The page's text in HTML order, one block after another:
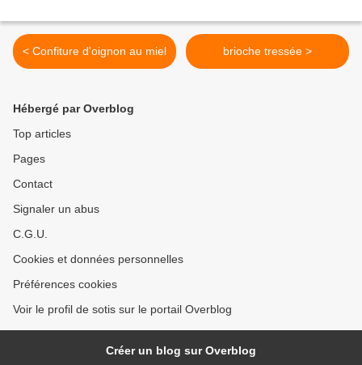
< Confiture d'oignon au miel brioche tressée >
Hébergé par Overblog
Top articles
Pages
Contact
Signaler un abus
C.G.U.
Cookies et données personnelles
Préférences cookies
Voir le profil de sotis sur le portail Overblog
Créer un blog sur Overblog